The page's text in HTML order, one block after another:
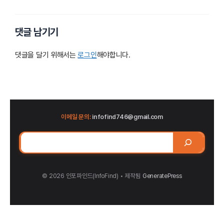
댓글 남기기
댓글을 달기 위해서는로그인해야합니다.
이메일 문의:infofind746@gmail.com
검
© 2026 인포파인드(InfoFind)​​​​ • 제작됨 GeneratePress